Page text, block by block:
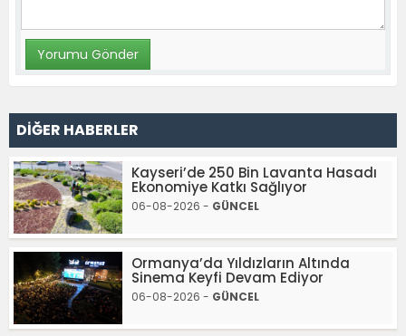
DİĞER HABERLER
Kayseri’de 250 Bin Lavanta Hasadı
Ekonomiye Katkı Sağlıyor
06-08-2026 - GÜNCEL
Ormanya’da Yıldızların Altında
Sinema Keyfi Devam Ediyor
06-08-2026 - GÜNCEL